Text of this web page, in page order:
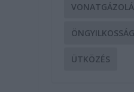
ÖNGYILKOSSÁG
ÜTKÖZÉS